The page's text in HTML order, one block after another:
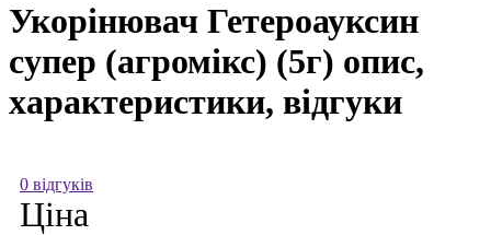
Укорінювач Гетероауксин
супер (агромікс) (5г) опис,
характеристики, відгуки
0 відгуків
Ціна